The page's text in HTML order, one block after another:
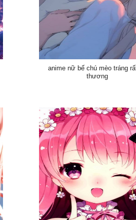
anime nữ bế chú mèo tráng
thương